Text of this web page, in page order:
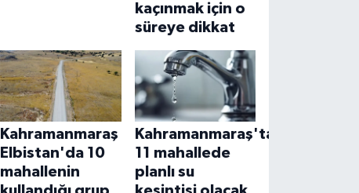
kaçınmak için o
süreye dikkat
Kahramanmaraş
Elbistan'da 10
mahallenin
Kahramanmaraş'ta
11 mahallede
planlı su